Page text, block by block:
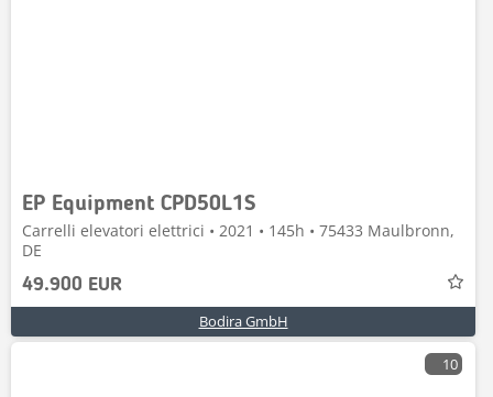
EP Equipment CPD50L1S
Carrelli elevatori elettrici • 2021 • 145h • 75433 Maulbronn,
DE
49.900 EUR
Bodira GmbH
10